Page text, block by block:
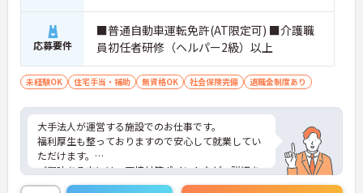
応募要件
■普通自動車運転免許(AT限定可) ■介護職
員初任者研修（ヘルパー2級）以上
未経験OK 住宅手当・補助 無資格OK 社会保険完備 退職金制度あり
大手法人が運営する施設でのお仕事です。
福利厚生も整っておりますので安心して就業してい
ただけます。
ご興味ある方には、面接対策ポイントなど、詳細を
お話しいたしますのでお気軽にご相談ください。